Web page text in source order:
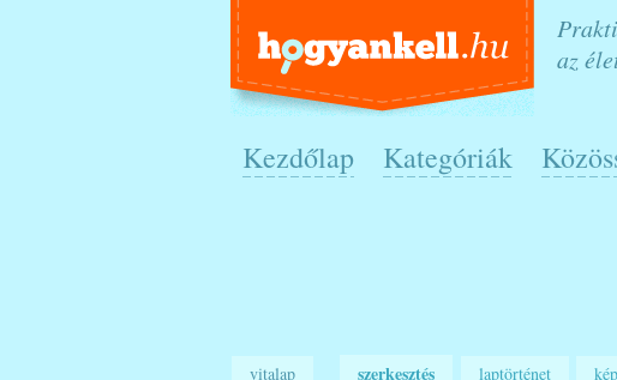
az
Kezdőlap Kategóriák
vitalap szerkesztés laptörténet